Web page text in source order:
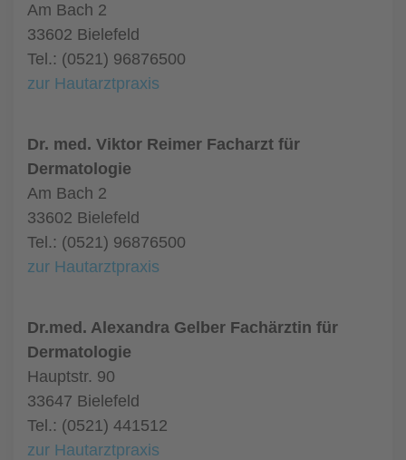
Am Bach 2
33602 Bielefeld
Tel.: (0521) 96876500
zur Hautarztpraxis
Dr. med. Viktor Reimer Facharzt für
Dermatologie
Am Bach 2
33602 Bielefeld
Tel.: (0521) 96876500
zur Hautarztpraxis
Dr.med. Alexandra Gelber Fachärztin für
Dermatologie
Hauptstr. 90
33647 Bielefeld
Tel.: (0521) 441512
zur Hautarztpraxis